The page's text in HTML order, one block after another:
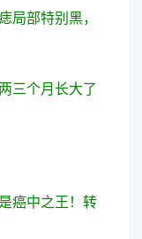
局部特别黑，
三个月长大了
癌中之王！转